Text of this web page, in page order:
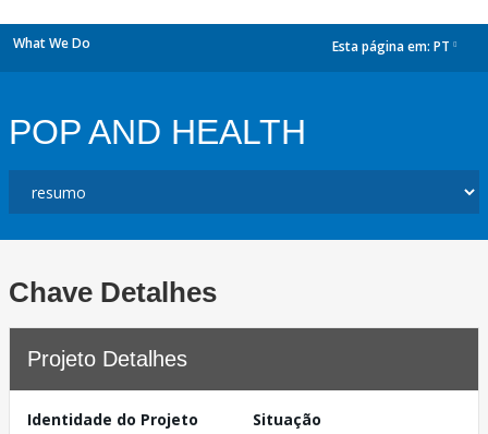
What We Do Esta página em: PT
POP AND HEALTH
Chave Detalhes
Projeto Detalhes
Identidade do Projeto
Situação